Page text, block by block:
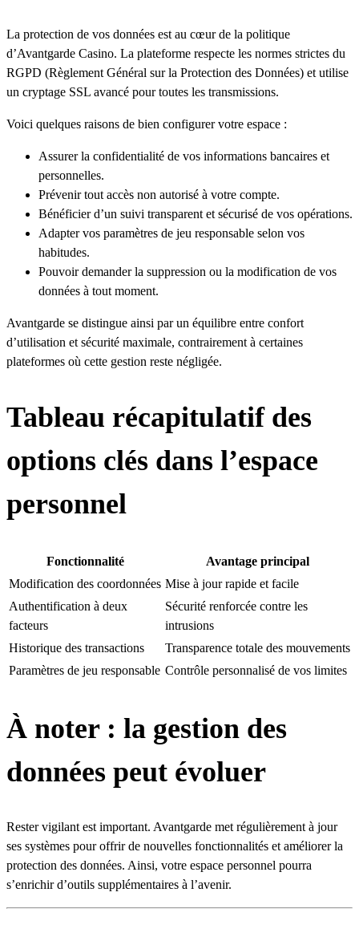
La protection de vos données est au cœur de la politique
d’Avantgarde Casino. La plateforme respecte les normes strictes du
RGPD (Règlement Général sur la Protection des Données) et utilise
un cryptage SSL avancé pour toutes les transmissions.
Voici quelques raisons de bien configurer votre espace :
Assurer la confidentialité de vos informations bancaires et
personnelles.
Prévenir tout accès non autorisé à votre compte.
Bénéficier d’un suivi transparent et sécurisé de vos opérations.
Adapter vos paramètres de jeu responsable selon vos
habitudes.
Pouvoir demander la suppression ou la modification de vos
données à tout moment.
Avantgarde se distingue ainsi par un équilibre entre confort
d’utilisation et sécurité maximale, contrairement à certaines
plateformes où cette gestion reste négligée.
Tableau récapitulatif des
options clés dans l’espace
personnel
Fonctionnalité
Avantage principal
Modification des coordonnées Mise à jour rapide et facile
Authentification à deux
facteurs
Sécurité renforcée contre les
intrusions
Historique des transactions
Transparence totale des mouvements
Paramètres de jeu responsable Contrôle personnalisé de vos limites
À noter : la gestion des
données peut évoluer
Rester vigilant est important. Avantgarde met régulièrement à jour
ses systèmes pour offrir de nouvelles fonctionnalités et améliorer la
protection des données. Ainsi, votre espace personnel pourra
s’enrichir d’outils supplémentaires à l’avenir.